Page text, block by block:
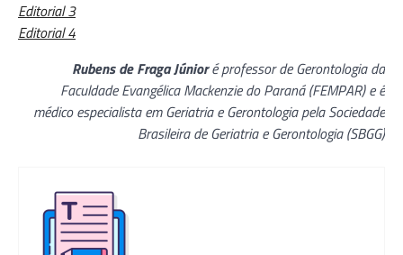
Editorial 3
Editorial 4
Rubens de Fraga Júnioré professor de Gerontologia da
Faculdade Evangélica Mackenzie do Paraná (FEMPAR) e é
médico especialista em Geriatria e Gerontologia pela Sociedade
Brasileira de Geriatria e Gerontologia (SBGG)